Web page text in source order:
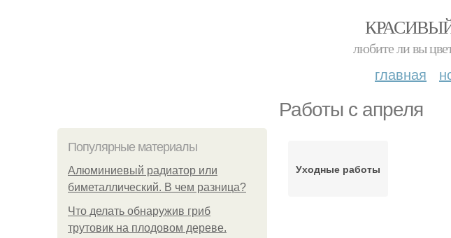
любите ли вы
главная
Работы с апреля
Популярные материалы
Алюминиевый радиатор или
биметаллический. В чем разница?
Что делать обнаружив гриб
трутовик на плодовом дереве.
Уходные работы